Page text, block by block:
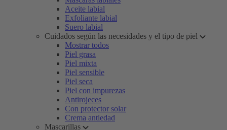
Aceite labial
Exfoliante labial
Suero labial
Cuidados según las necesidades y el tipo de piel
Mostrar todos
Piel grasa
Piel mixta
Piel sensible
Piel seca
Piel con impurezas
Antirojeces
Con protector solar
Crema antiedad
Mascarillas